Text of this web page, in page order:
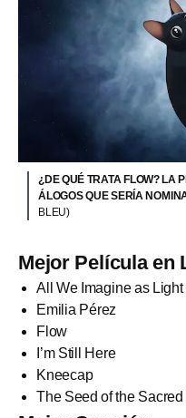
¿DE QUÉ TRATA FLOW? LA
ÁLOGOS QUE SERÍA
BLEU)
Mejor Película en
All We Imagine as Light
Emilia Pérez
Flow
I’m Still Here
Kneecap
The Seed of the Sacred